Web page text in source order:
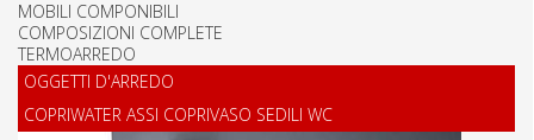
MOBILI COMPONIBILI
COMPOSIZIONI COMPLETE
TERMOARREDO
OGGETTI D'ARREDO
COPRIWATER ASSI COPRIVASO SEDILI WC